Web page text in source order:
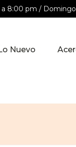
8:00 pm /
Nuevo